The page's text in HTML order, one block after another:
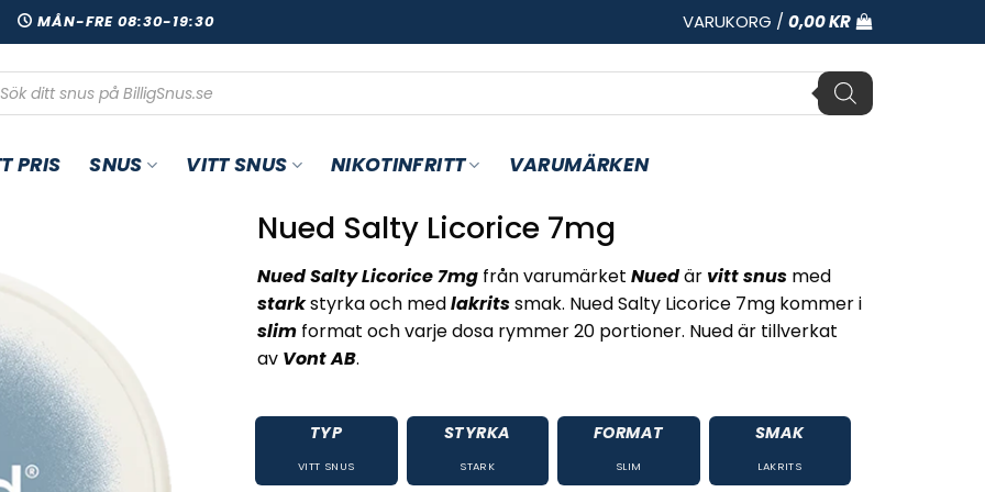
MÅN-FRE 08:30-19:30 VARUKORG / 0,00KR
PRIS SNUS VITT SNUS NIKOTINFRITT VARUMÄRKEN
Nued Salty Licorice 7mg
Nued Salty Licorice 7mg från varumärket Nuedär vitt snus med
starkstyrka och medlakritssmak. Nued Salty Licorice 7mg kommer i
slim format och varje dosa rymmer 20 portioner. Nued är tillverkat
av Vont AB.
TYP
VITT SNUS
STYRKA
STARK
FORMAT
SLIM
SMAK
LAKRITS